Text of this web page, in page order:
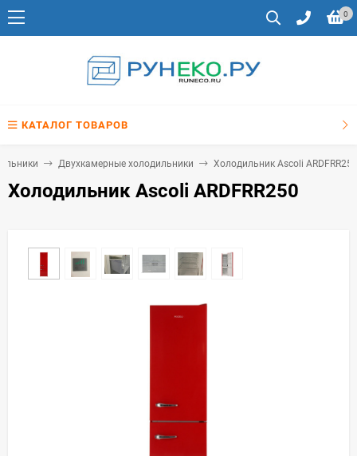
0
КАТАЛОГ ТОВАРОВ
Двухкамерные холодильники Холодильник Ascoli ARDFRR250
Холодильник Ascoli ARDFRR250